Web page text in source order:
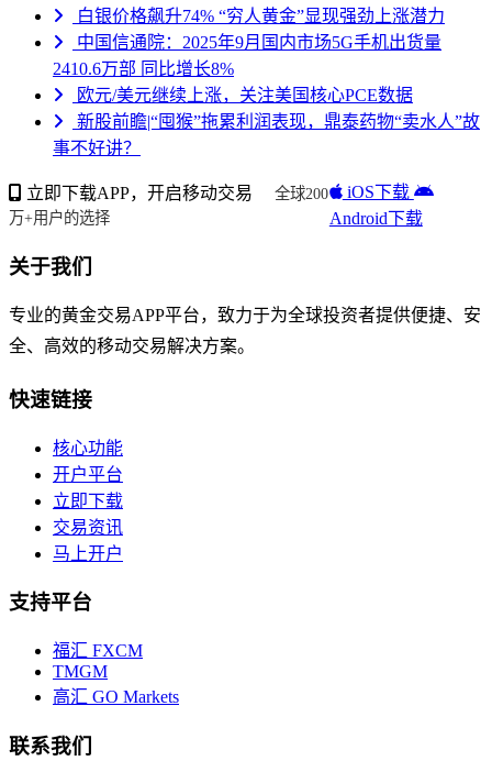
白银价格飙升74% “穷人黄金”显现强劲上涨潜力
中国信通院：2025年9月国内市场5G手机出货量
2410.6万部 同比增长8%
欧元/美元继续上涨，关注美国核心PCE数据
新股前瞻|“囤猴”拖累利润表现，鼎泰药物“卖水人”故
事不好讲？
立即下载APP，开启移动交易
全球200
万+用户的选择
iOS下载
Android下载
关于我们
专业的黄金交易APP平台，致力于为全球投资者提供便捷、安
全、高效的移动交易解决方案。
快速链接
核心功能
开户平台
立即下载
交易资讯
马上开户
支持平台
福汇 FXCM
TMGM
高汇 GO Markets
联系我们